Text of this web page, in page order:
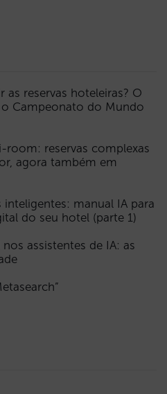
reservas hoteleiras? O
Campeonato do Mundo
reservas complexas
agora também em
manual IA para
do seu hotel (parte 1)
assistentes de IA: as